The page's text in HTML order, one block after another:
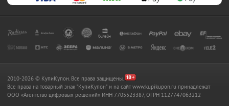
2010-2026 © КупиКупон. Все права защищены.
Все права на товарный знак "КупиКупон" и на сайт www.kupikupon.ru принадлежат
OOO «Агентство цифровых решений» ИНН 7705523387, ОГРН 1127747063212